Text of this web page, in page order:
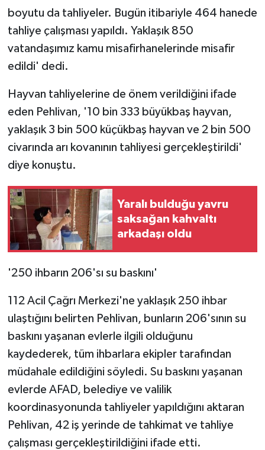
boyutu da tahliyeler. Bugün itibariyle 464 hanede
tahliye çalışması yapıldı. Yaklaşık 850
vatandaşımız kamu misafirhanelerinde misafir
edildi' dedi.
Hayvan tahliyelerine de önem verildiğini ifade
eden Pehlivan, '10 bin 333 büyükbaş hayvan,
yaklaşık 3 bin 500 küçükbaş hayvan ve 2 bin 500
civarında arı kovanının tahliyesi gerçekleştirildi'
diye konuştu.
Yaralı bulduğu yavru
saksağan kahvaltı
arkadaşı oldu
'250 ihbarın 206'sı su baskını'
112 Acil Çağrı Merkezi'ne yaklaşık 250 ihbar
ulaştığını belirten Pehlivan, bunların 206'sının su
baskını yaşanan evlerle ilgili olduğunu
kaydederek, tüm ihbarlara ekipler tarafından
müdahale edildiğini söyledi. Su baskını yaşanan
evlerde AFAD, belediye ve valilik
koordinasyonunda tahliyeler yapıldığını aktaran
Pehlivan, 42 iş yerinde de tahkimat ve tahliye
çalışması gerçekleştirildiğini ifade etti.